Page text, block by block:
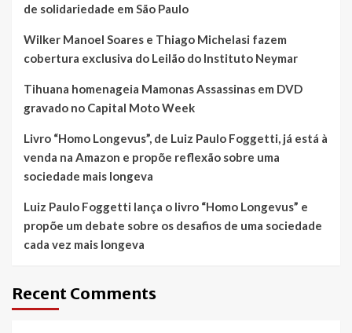
de solidariedade em São Paulo
Wilker Manoel Soares e Thiago Michelasi fazem
cobertura exclusiva do Leilão do Instituto Neymar
Tihuana homenageia Mamonas Assassinas em DVD
gravado no Capital Moto Week
Livro “Homo Longevus”, de Luiz Paulo Foggetti, já está à
venda na Amazon e propõe reflexão sobre uma
sociedade mais longeva
Luiz Paulo Foggetti lança o livro “Homo Longevus” e
propõe um debate sobre os desafios de uma sociedade
cada vez mais longeva
Recent Comments